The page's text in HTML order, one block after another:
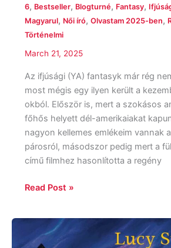
6, Bestseller, Blogturné, Fantasy,
Magyarul, Női író, Olvastam 2025-ben,
Történelmi
March 21, 2025
Az ifjúsági (YA) fantasyk már rég
most mégis egy ilyen került a
okból. Először is, mert a szokásos
főhős helyett dél-amerikaiakat
nagyon kellemes emlékeim vannak
párosról, másodszor pedig mert a
című filmhez hasonlította a regény
Read Post »
Strange: